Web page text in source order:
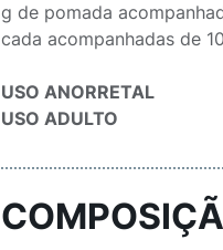
g de pomada
cada acompanhadas de
USO ANORRETAL
USO ADULTO